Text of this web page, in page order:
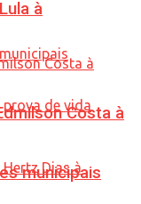
municipais
à
Costa à